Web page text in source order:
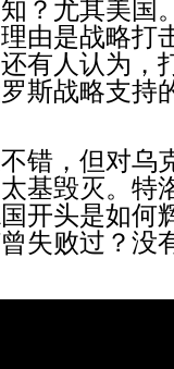
？尤其美国
由是战略打
有人认为，
斯战略支持
错，但对乌
基毁灭。特
开头是如何
失败过？没